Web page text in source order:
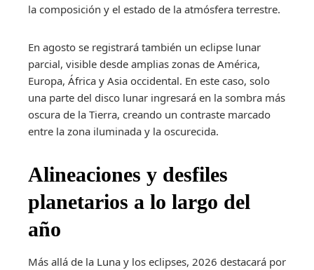
la composición y el estado de la atmósfera terrestre.
En agosto se registrará también un eclipse lunar
parcial, visible desde amplias zonas de América,
Europa, África y Asia occidental. En este caso, solo
una parte del disco lunar ingresará en la sombra más
oscura de la Tierra, creando un contraste marcado
entre la zona iluminada y la oscurecida.
Alineaciones y desfiles
planetarios a lo largo del
año
Más allá de la Luna y los eclipses, 2026 destacará por